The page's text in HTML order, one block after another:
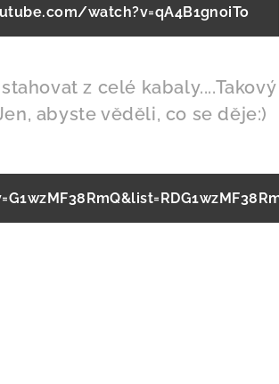
watch?v=qA4B1gnoiTo
z celé
abyste věděli, co se děje:)